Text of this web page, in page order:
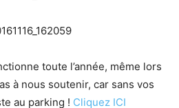
toute l’année, même lors
à nous soutenir, car sans vos
au parking ! Cliquez ICI